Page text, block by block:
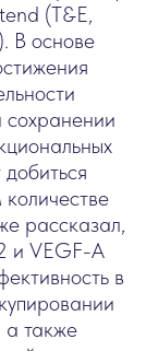
(T&E,
В основе
добиться
рассказал,
и VEGF-A
в
а также